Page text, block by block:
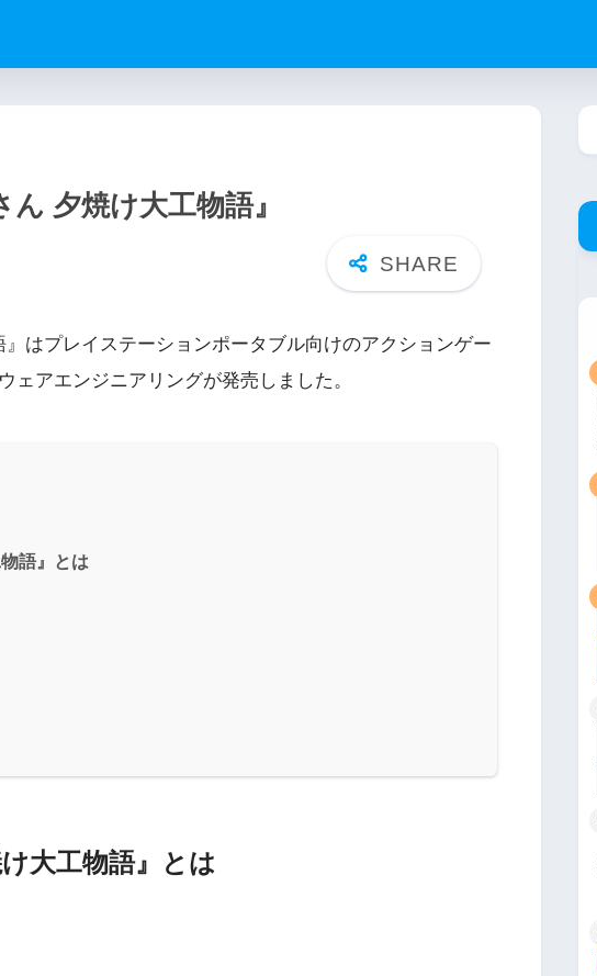
夕焼け大工物語』
』はプレイステーションポータブル向けのアクションゲー
ェアエンジニアリングが発売しました。
語』とは
大工物語』とは